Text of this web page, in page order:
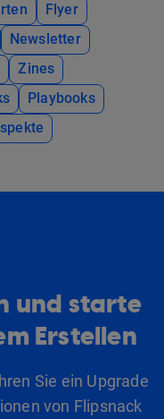
Flyer
Newsletter
Zines
Playbooks
und starte
Erstellen
Sie ein Upgrade
von Flipsnack